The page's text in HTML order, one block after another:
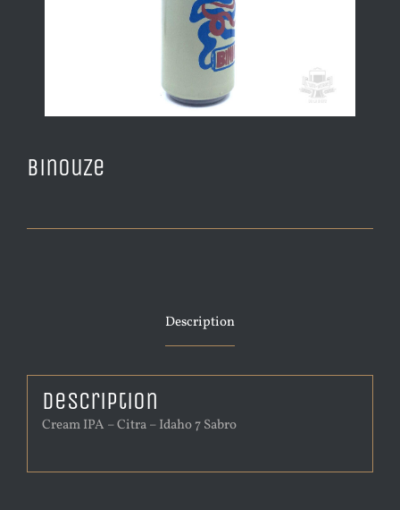
Binouze
Description
Description
Cream IPA – Citra – Idaho 7 Sabro